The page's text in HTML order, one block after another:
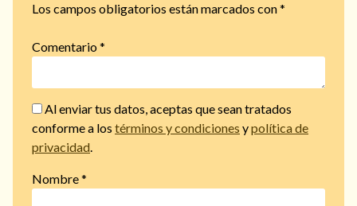
Los campos obligatorios están marcados con*
Comentario*
Al enviar tus datos, aceptas que sean tratados
conforme a los términos y condiciones ypolítica de
privacidad.
Nombre*